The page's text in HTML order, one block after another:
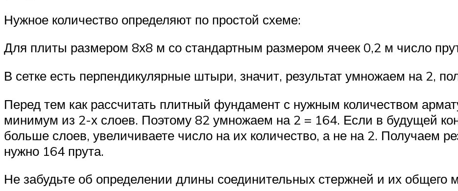
Нужное количество определяют по простой схеме:
Для плиты размером 8х8 м со стандартным размером ячеек 0,2 м число
В сетке есть перпендикулярные штыри, значит, результат умножаем на 2,
Перед тем как рассчитать плитный фундамент с нужным количеством
минимум из 2-х слоев. Поэтому 82 умножаем на 2 = 164. Если в будущей
больше слоев, увеличиваете число на их количество, а не на 2. Получаем
нужно 164 прута.
Не забудьте об определении длины соединительных стержней и их общего